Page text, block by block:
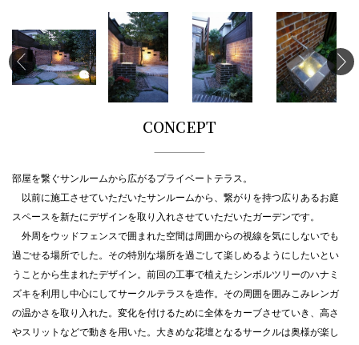
CONCEPT
部屋を繋ぐサンルームから広がるプライベートテラス。
以前に施工させていただいたサンルームから、繋がりを持つ広りあるお庭
スペースを新たにデザインを取り入れさせていただいたガーデンです。
外周をウッドフェンスで囲まれた空間は周囲からの視線を気にしないでも
過ごせる場所でした。その特別な場所を過ごして楽しめるようにしたいとい
うことから生まれたデザイン。前回の工事で植えたシンボルツリーのハナミ
ズキを利用し中心にしてサークルテラスを造作。その周囲を囲みこみレンガ
の温かさを取り入れた。変化を付けるために全体をカーブさせていき、高さ
やスリットなどで動きを用いた。大きめな花壇となるサークルは奥様が楽し